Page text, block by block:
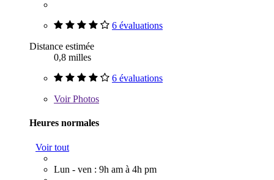
6 évaluations
Distance estimée
0,8 milles
6 évaluations
VoirPhotos
Heures normales
Voir tout
Lun - ven : 9h am à 4h pm